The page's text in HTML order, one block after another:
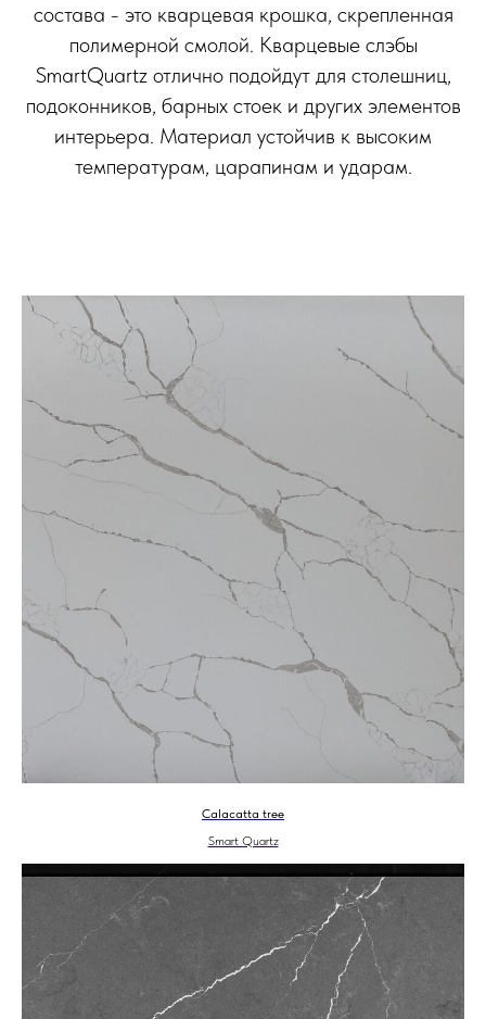
состава - это кварцевая крошка, скрепленная
полимерной смолой. Кварцевые слэбы
SmartQuartz отлично подойдут для столешниц,
подоконников, барных стоек и других элементов
интерьера. Материал устойчив к высоким
температурам, царапинам и ударам.
Calacatta tree
Smart Quartz